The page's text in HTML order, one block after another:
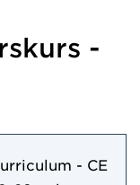
-
- CE